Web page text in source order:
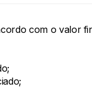
com o valor